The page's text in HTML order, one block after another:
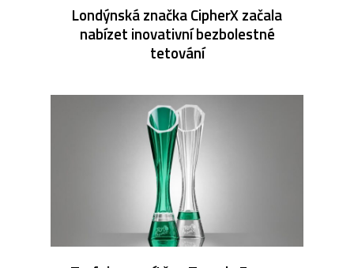
Londýnská značka CipherX začala
nabízet inovativní bezbolestné
tetování